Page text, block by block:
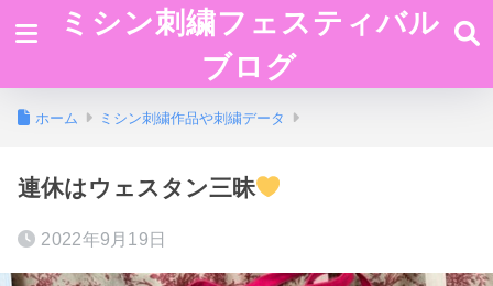
ミシン刺繍フェスティバル
ブログ
ホーム ミシン刺繍作品や刺繍データ
連休はウェスタン三昧
2022年9月19日